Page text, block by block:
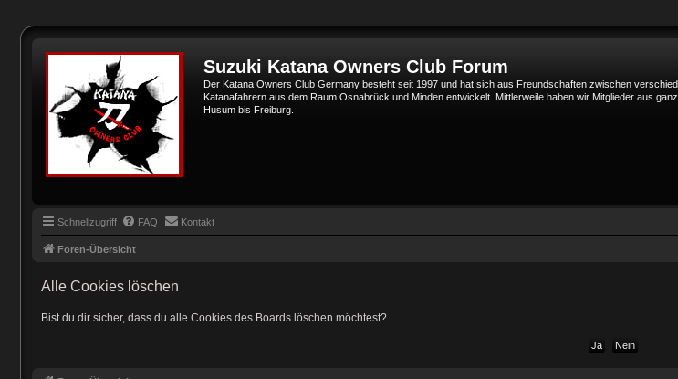
Suzuki Katana Owners Club Forum
Der Katana Owners Club Germany besteht seit 1997 und hat sich aus Freundschaften zwischen
Katanafahrern aus dem Raum Osnabrück und Minden entwickelt. Mittlerweile haben wir Mitglieder aus
Husum bis Freiburg.
Schnellzugriff FAQ Kontakt
Foren-Übersicht
Alle Cookies löschen
Bist du dir sicher, dass du alle Cookies des Boards löschen möchtest?